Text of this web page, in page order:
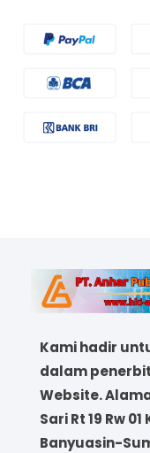
Kami hadir
dalam
Website.
Sari Rt 19 Rw
Banyuasin-